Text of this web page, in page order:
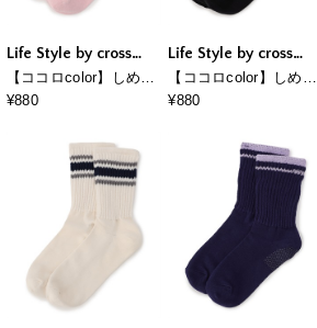
Life Style by cross
marche
【ココロcolor】しめつ
けにくいレディースラ
¥880
Life Style by cross
marche
【ココロcolor】しめつ
けにくいメンズライン
¥880